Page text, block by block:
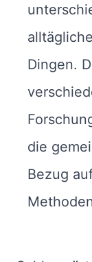
Dingen.
die
Bezug